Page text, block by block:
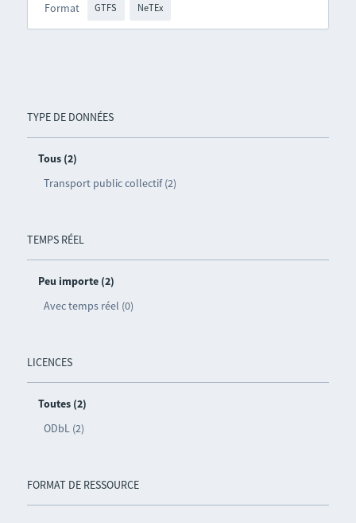
TYPE DE DONNÉES
Tous (2)
Transport public collectif (2)
TEMPS RÉEL
Peu importe (2)
Avec temps réel (0)
LICENCES
Toutes (2)
ODbL (2)
FORMAT DE RESSOURCE
Format GTFS NeTEx